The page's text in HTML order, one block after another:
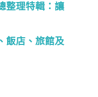
整理特輯：讓
、飯店、旅館及